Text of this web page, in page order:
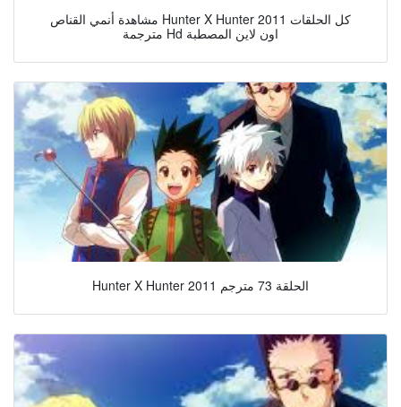
مشاهدة أنمي القناص Hunter X Hunter 2011 كل الحلقات
مترجمة Hd اون لاين المصطبة
Hunter X Hunter 2011 الحلقة 73 مترجم